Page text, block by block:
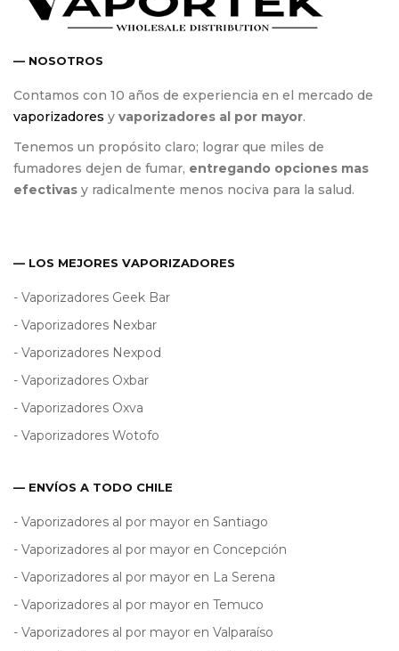
— NOSOTROS
Contamos con 10 años de experiencia en el mercado de
vaporizadores y vaporizadores al por mayor.
Tenemos un propósito claro; lograr que miles de
fumadores dejen de fumar, entregando opciones mas
efectivas y radicalmente menos nociva para la salud.
— LOS MEJORES VAPORIZADORES
- Vaporizadores Geek Bar
- Vaporizadores Nexbar
- Vaporizadores Nexpod
- Vaporizadores Oxbar
- Vaporizadores Oxva
- Vaporizadores Wotofo
— ENVÍOS A TODO CHILE
- Vaporizadores al por mayor en Santiago
- Vaporizadores al por mayor en Concepción
- Vaporizadores al por mayor en La Serena
- Vaporizadores al por mayor en Temuco
- Vaporizadores al por mayor en Valparaíso